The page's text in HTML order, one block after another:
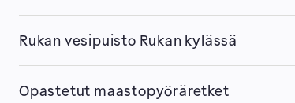
Rukan vesipuisto Rukan kylässä
Opastetut maastopyöräretket